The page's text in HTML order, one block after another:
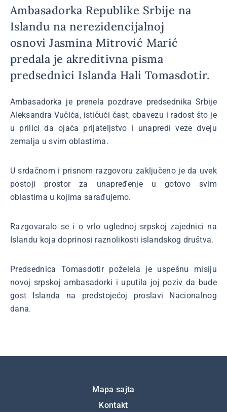
Ambasadorka Republike Srbije na
Islandu na nerezidencijalnoj
osnovi Jasmina Mitrović Marić
predala je akreditivna pisma
predsednici Islanda Hali Tomasdotir.
Ambasadorka je prenela pozdrave predsednika Srbije
Aleksandra Vučića, ističući čast, obavezu i radost što je
u prilici da ojača prijateljstvo i unapredi veze dveju
zemalja u svim oblastima.
U srdačnom i prisnom razgovoru zaključeno je da uvek
postoji prostor za unapređenje u gotovo svim
oblastima u kojima sarađujemo.
Razgovaralo se i o vrlo uglednoj srpskoj zajednici na
Islandu koja doprinosi raznolikosti islandskog društva.
Predsednica Tomasdotir poželela je uspešnu misiju
novoj srpskoj ambasadorki i uputila joj poziv da bude
gost Islanda na predstojećoj proslavi Nacionalnog
dana.
Mapa sajta
Kontakt